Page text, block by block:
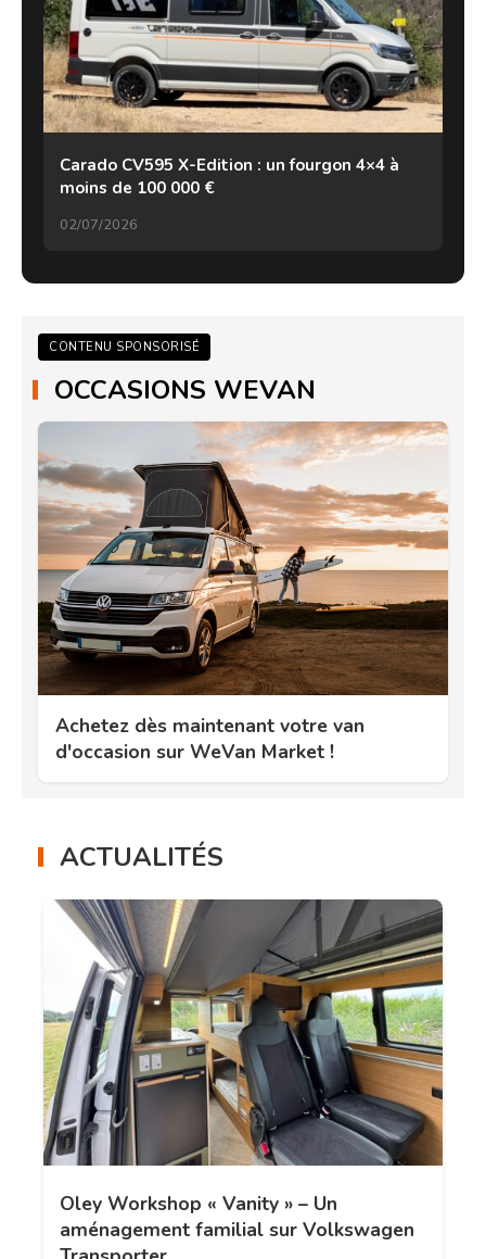
Carado CV595 X-Edition : un fourgon 4×4 à
moins de 100 000 €
02/07/2026
CONTENU SPONSORISÉ
OCCASIONS WEVAN
Achetez dès maintenant votre van
d'occasion sur WeVan Market !
ACTUALITÉS
Oley Workshop « Vanity » – Un
aménagement familial sur Volkswagen